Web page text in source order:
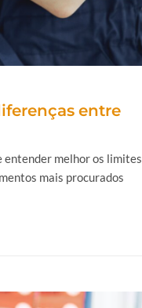
entre
entender melhor os limites
mais procurados